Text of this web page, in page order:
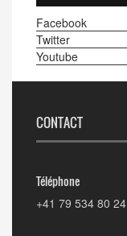
Facebook
Twitter
Youtube
CONTACT
Téléphone
+41 79 534 80 24